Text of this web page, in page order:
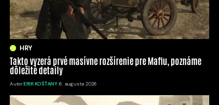
HRY
Takto vyzerá prvé masívne rozšírenie pre Mafiu, poznáme
dôležité detaily
Autor:ERIK KOŠŤANY 6. augusta 2026